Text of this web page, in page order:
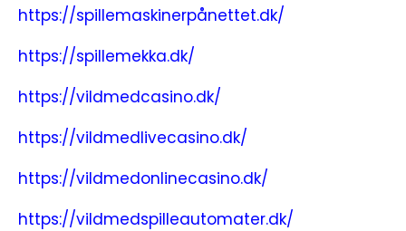
https://spillemaskinerpånettet.dk/
https://spillemekka.dk/
https://vildmedcasino.dk/
https://vildmedlivecasino.dk/
https://vildmedonlinecasino.dk/
https://vildmedspilleautomater.dk/